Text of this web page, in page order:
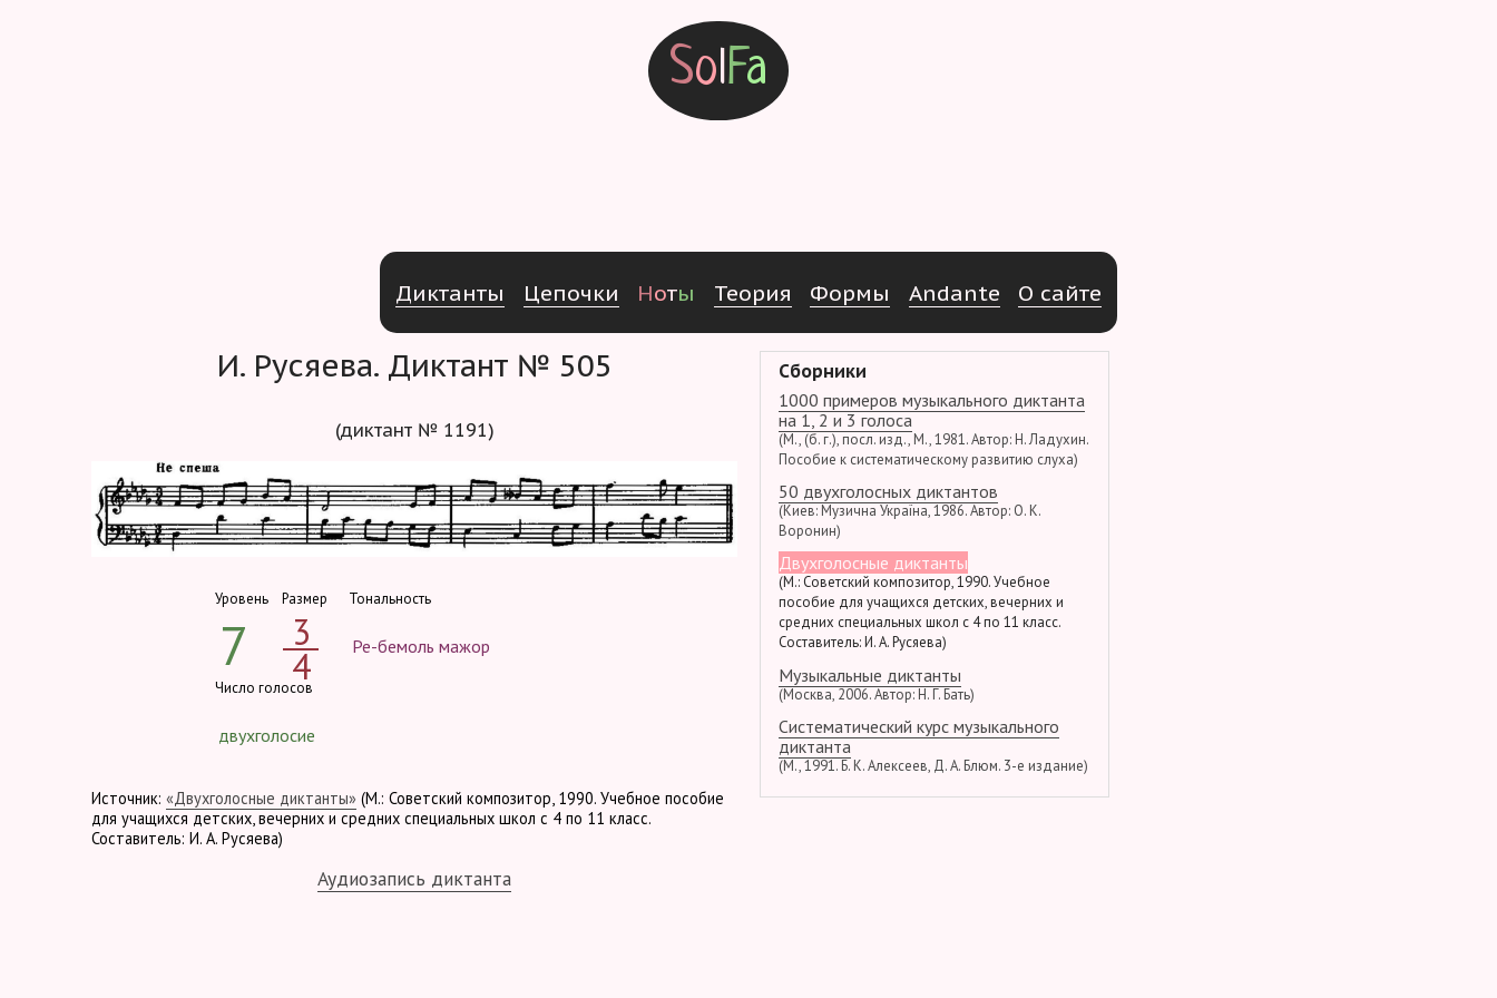
SolFa
Диктанты Цепочки Ноты Теория Формы Andante О сайте
И. Русяева. Диктант № 505
(диктант № 1191)
Уровень
7
Размер
3
4
Тональность
Ре-бемоль мажор
Число голосов
двухголосие
Источник: «Двухголосные диктанты» (М.: Советский композитор, 1990. Учебное пособие
для учащихся детских, вечерних и средних специальных школ с 4 по 11 класс.
Составитель: И. А. Русяева)
Аудиозапись диктанта
Сборники
1000 примеров музыкального диктанта
на 1, 2 и 3 голоса
(М., (б. г.), посл. изд., М., 1981. Автор: Н. Ладухин.
Пособие к систематическому развитию слуха)
50 двухголосных диктантов
(Киев: Музична Україна, 1986. Автор: О. К.
Воронин)
Двухголосные диктанты
(М.: Советский композитор, 1990. Учебное
пособие для учащихся детских, вечерних и
средних специальных школ с 4 по 11 класс.
Составитель: И. А. Русяева)
Музыкальные диктанты
(Москва, 2006. Автор: Н. Г. Бать)
Систематический курс музыкального
диктанта
(М., 1991. Б. К. Алексеев, Д. А. Блюм. 3-е издание)